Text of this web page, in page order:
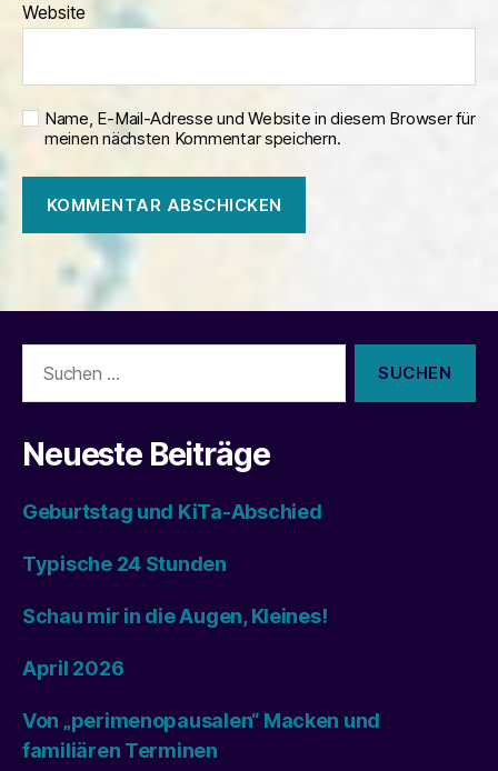
Website
Name, E-Mail-Adresse und Website in diesem Browser für
meinen nächsten Kommentar speichern.
nach:
Neueste Beiträge
Geburtstag und KiTa-Abschied
Typische 24 Stunden
Schau mir in die Augen, Kleines!
April 2026
Von „perimenopausalen“ Macken und
familiären Terminen